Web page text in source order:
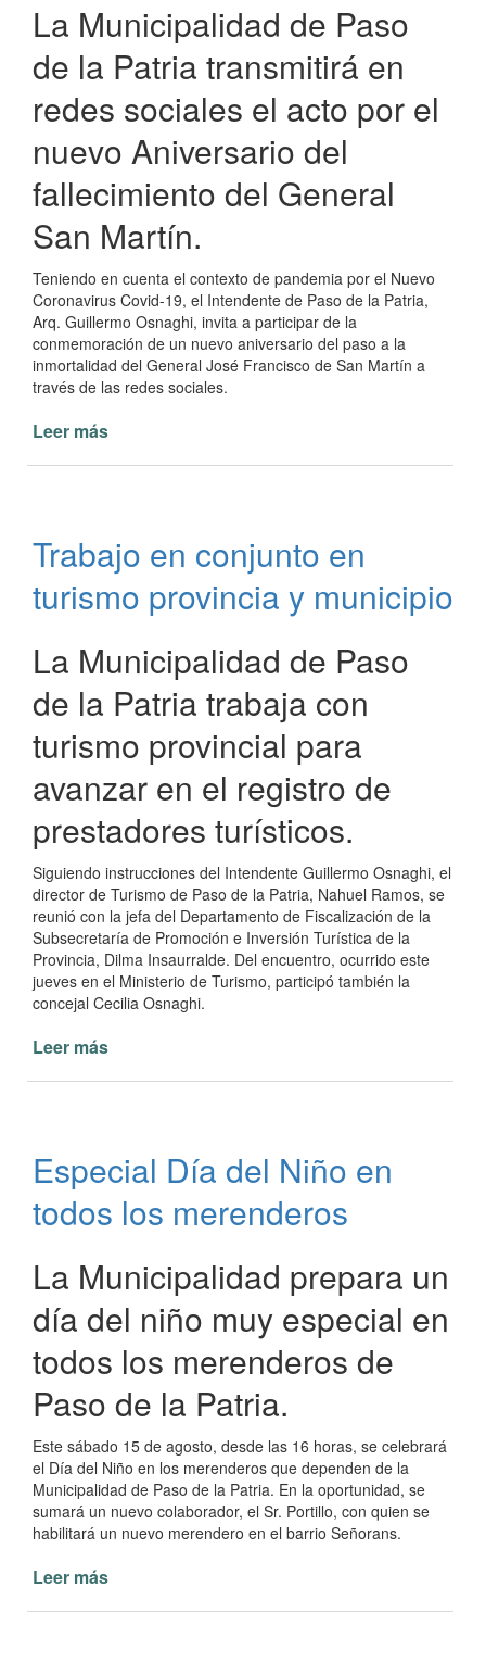
La Municipalidad de Paso
de la Patria transmitirá en
redes sociales el acto por el
nuevo Aniversario del
fallecimiento del General
San Martín.
Teniendo en cuenta el contexto de pandemia por el Nuevo
Coronavirus Covid-19, el Intendente de Paso de la Patria,
Arq. Guillermo Osnaghi, invita a participar de la
conmemoración de un nuevo aniversario del paso a la
inmortalidad del General José Francisco de San Martín a
través de las redes sociales.
Leer más
el
acto
recordatorio
General
San
Martín
Trabajo en conjunto en
turismo provincia y municipio
La Municipalidad de Paso
de la Patria trabaja con
turismo provincial para
avanzar en el registro de
prestadores turísticos.
Siguiendo instrucciones del Intendente Guillermo Osnaghi, el
director de Turismo de Paso de la Patria, Nahuel Ramos, se
reunió con la jefa del Departamento de Fiscalización de la
Subsecretaría de Promoción e Inversión Turística de la
Provincia, Dilma Insaurralde. Del encuentro, ocurrido este
jueves en el Ministerio de Turismo, participó también la
concejal Cecilia Osnaghi.
Leer más
turismo
provincia
y
Especial Día del Niño en
todos los merenderos
La Municipalidad prepara un
día del niño muy especial en
todos los merenderos de
Paso de la Patria.
Este sábado 15 de agosto, desde las 16 horas, se celebrará
el Día del Niño en los merenderos que dependen de la
Municipalidad de Paso de la Patria. En la oportunidad, se
sumará un nuevo colaborador, el Sr. Portillo, con quien se
habilitará un nuevo merendero en el barrio Señorans.
Leer más